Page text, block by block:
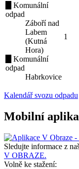
Komunální
odpad
Záboří nad
Labem
(Kutná
Hora)
Komunální
odpad
Habrkovice
1
Kalendář svozu odpadu
Mobilní
Sledujte informace z
V OBRAZE.
Volně ke stažení: